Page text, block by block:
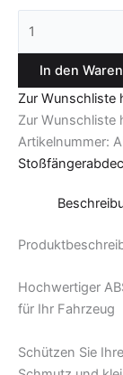
In den
Zur Wunschliste
Zur Wunschliste
Artikelnummer:
Hochwertiger
für Ihr Fahrzeug
Schützen Sie